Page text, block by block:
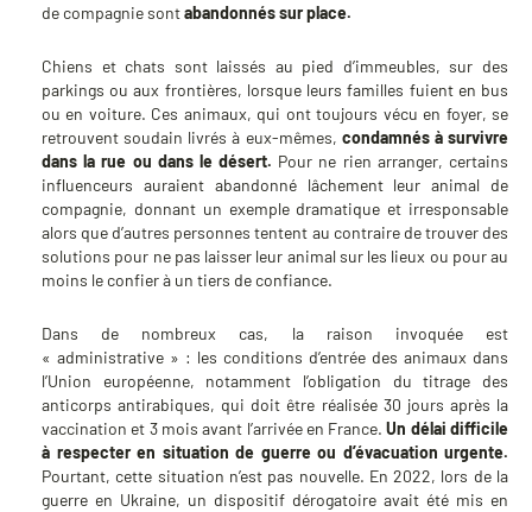
de compagnie sontabandonnés sur place.
Chiens et chats sont laissés au pied d’immeubles, sur des
parkings ou aux frontières, lorsque leurs familles fuient en bus
ou en voiture. Ces animaux, qui ont toujours vécu en foyer, se
retrouvent soudain livrés à eux-mêmes, condamnés à survivre
dans la rue ou dans le désert. Pour ne rien arranger, certains
influenceurs auraient abandonné lâchement leur animal de
compagnie, donnant un exemple dramatique et irresponsable
alors que d’autres personnes tentent au contraire de trouver des
solutions pour ne pas laisser leur animal sur les lieux ou pour au
moins le confier à un tiers de confiance.
Dans de nombreux cas, la raison invoquée est
« administrative » : les conditions d’entrée des animaux dans
l’Union européenne, notamment l’obligation du titrage des
anticorps antirabiques, qui doit être réalisée 30 jours après la
vaccination et 3 mois avant l’arrivée en France.Un délai difficile
à respecter en situation de guerre ou d’évacuation urgente.
Pourtant, cette situation n’est pas nouvelle. En 2022, lors de la
guerre en Ukraine, un dispositif dérogatoire avait été mis en